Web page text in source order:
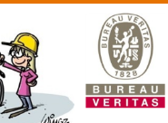
MENU